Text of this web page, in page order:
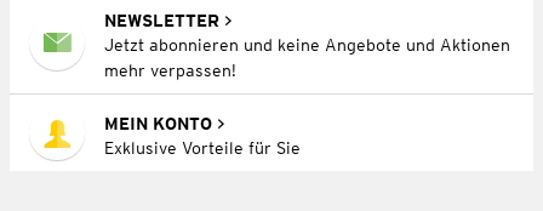
NEWSLETTER
Jetzt abonnieren und keine Angebote und Aktionen
mehr verpassen!
MEIN KONTO
Exklusive Vorteile für Sie